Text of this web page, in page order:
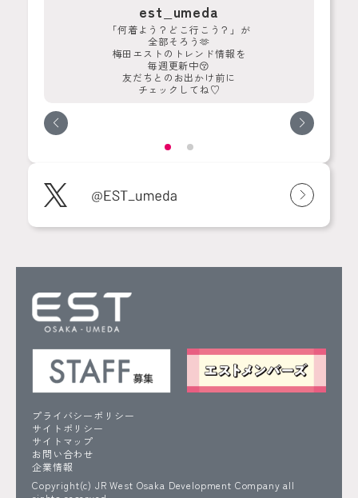
est_umeda
「何着よう？どこ行こう？」が
全部そろう🫶
梅田エストのトレンド情報を
毎週更新中😚
友だちとのお出かけ前に
チェックしてね♡
プライバシーポリシー
サイトポリシー
サイトマップ
お問い合わせ
企業情報
Copyright(c) JR West Osaka Development Company all